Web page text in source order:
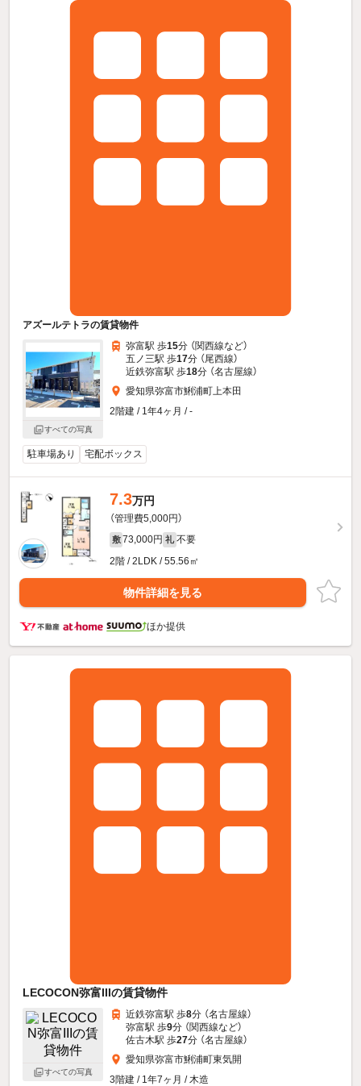
アズールテトラの賃貸物件
すべての写真
弥富駅 歩15分 （関西線など）
五ノ三駅 歩17分 （尾西線）
近鉄弥富駅 歩18分 （名古屋線）
愛知県弥富市鯏浦町上本田
2階建 / 1年4ヶ月 / -
駐車場あり 宅配ボックス
7.3万円
（管理費5,000円）
敷 73,000円 礼 不要
2階 / 2LDK / 55.56㎡
物件詳細を見る
ほか提供
LECOCON弥富IIIの賃貸物件
すべての写真
近鉄弥富駅 歩8分 （名古屋線）
弥富駅 歩9分 （関西線など）
佐古木駅 歩27分 （名古屋線）
愛知県弥富市鯏浦町東気開
3階建 / 1年7ヶ月 / 木造